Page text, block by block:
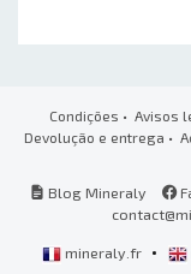
Condições • Avisos
Devolução e entrega •
Blog Mineraly
mineraly.fr •